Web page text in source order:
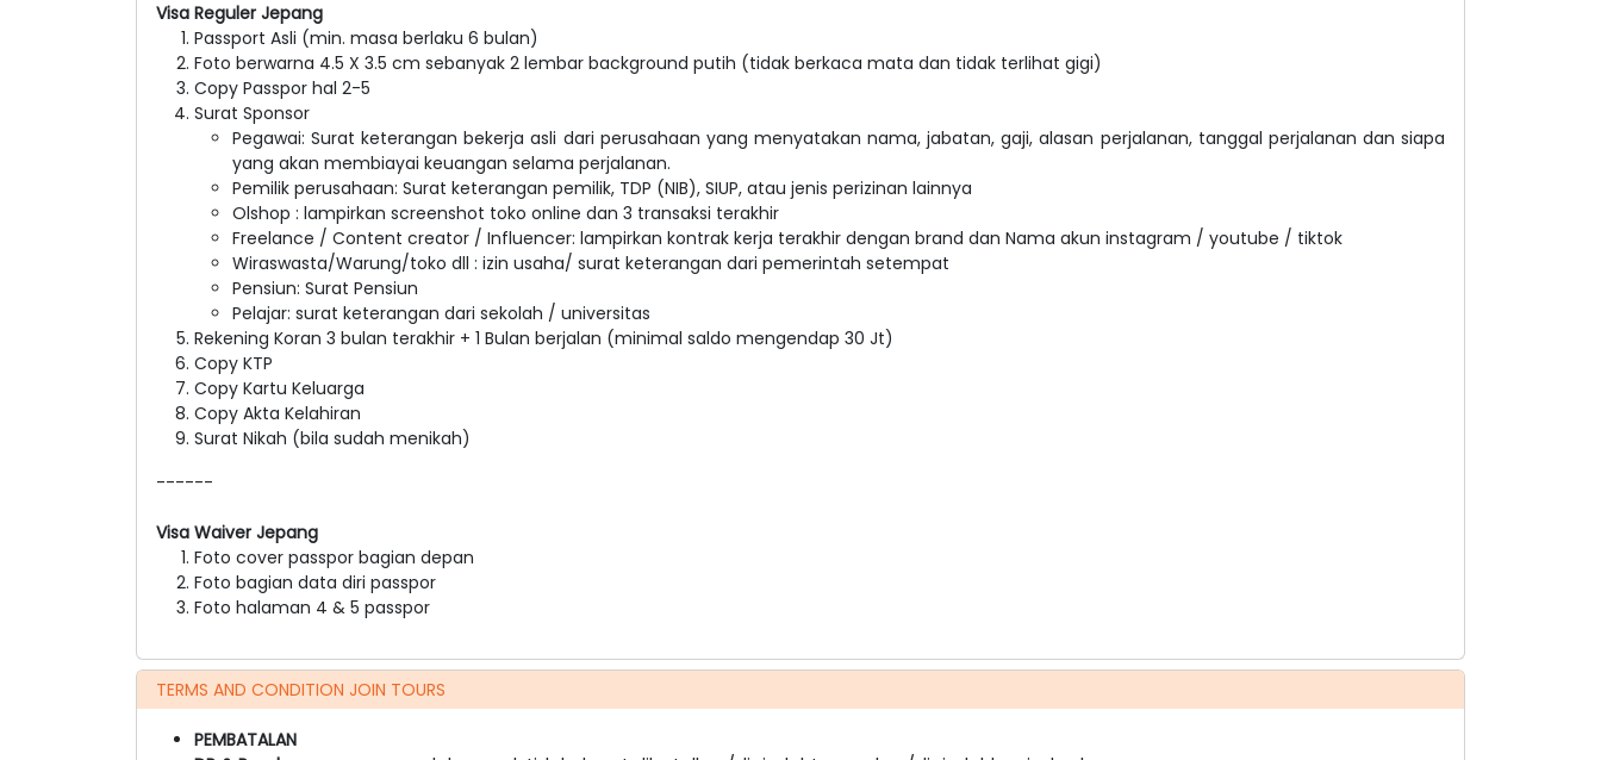
Visa Reguler Jepang
Passport Asli (min. masa berlaku 6 bulan)
Foto berwarna 4.5 X 3.5 cm sebanyak 2 lembar background putih (tidak berkaca mata dan tidak terlihat gigi)
Copy Passpor hal 2-5
Surat Sponsor
Pegawai: Surat keterangan bekerja asli dari perusahaan yang menyatakan nama, jabatan, gaji, alasan perjalanan, tanggal perjalanan dan siapa
yang akan membiayai keuangan selama perjalanan.
Pemilik perusahaan: Surat keterangan pemilik, TDP (NIB), SIUP, atau jenis perizinan lainnya
Olshop : lampirkan screenshot toko online dan 3 transaksi terakhir
Freelance / Content creator / Influencer: lampirkan kontrak kerja terakhir dengan brand dan Nama akun instagram / youtube / tiktok
Wiraswasta/Warung/toko dll : izin usaha/ surat keterangan dari pemerintah setempat
Pensiun: Surat Pensiun
Pelajar: surat keterangan dari sekolah / universitas
Rekening Koran 3 bulan terakhir + 1 Bulan berjalan (minimal saldo mengendap 30 Jt)
Copy KTP
Copy Kartu Keluarga
Copy Akta Kelahiran
Surat Nikah (bila sudah menikah)
------
Visa Waiver Jepang
Foto cover passpor bagian depan
Foto bagian data diri passpor
Foto halaman 4 & 5 passpor
TERMS AND CONDITION JOIN TOURS
PEMBATALAN